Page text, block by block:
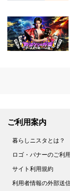
ご利用案内
暮らしニスタとは？
ロゴ・バナーのご利
サイト利用規約
利用者情報の外部送